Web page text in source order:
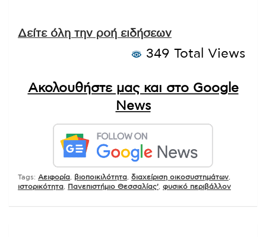
Δείτε όλη την ροή ειδήσεων
349 Total Views
Ακολουθήστε μας και στο Google
News
Tags: Αειφορία βιοποικιλότητα διαχείριση οικοσυστημάτων
ιστορικότητα
Πανεπιστήμιο Θεσσαλίας' φυσικό περιβάλλον